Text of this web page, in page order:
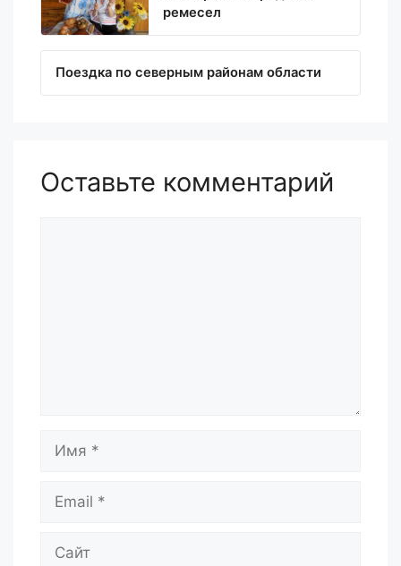
ремесел
Поездка по северным районам области
Оставьте комментарий